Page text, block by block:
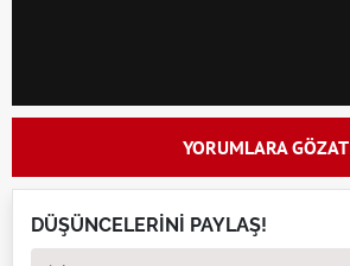
YORUMLARA GÖZAT
DÜŞÜNCELERİNİ PAYLAŞ!